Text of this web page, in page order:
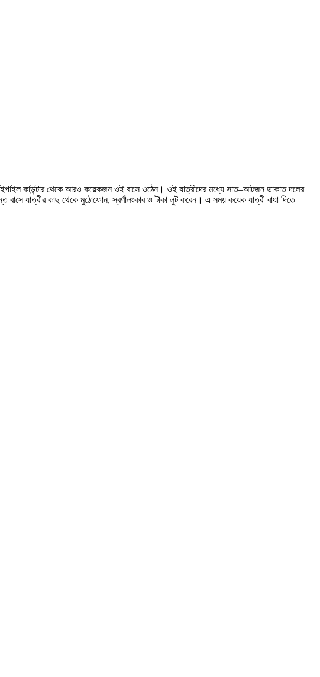
কাউন্টার থেকে আরও কয়েকজন ওই বাসে ওঠেন। ওই যাত্রীদের মধ্যে সাত–আটজন ডাকাত দলের
বাসে যাত্রীর কাছ থেকে মুঠোফোন, স্বর্ণালংকার ও টাকা লুট করেন। এ সময় কয়েক যাত্রী বাধা দিতে